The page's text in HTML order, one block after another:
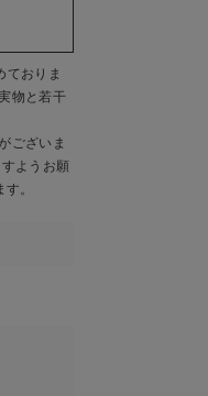
ておりま
物と若干
ございま
ようお願
。